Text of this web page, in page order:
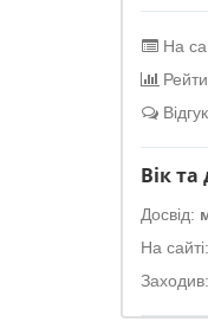
На
Вік та
Досвід:
На сайті:
Заходив: